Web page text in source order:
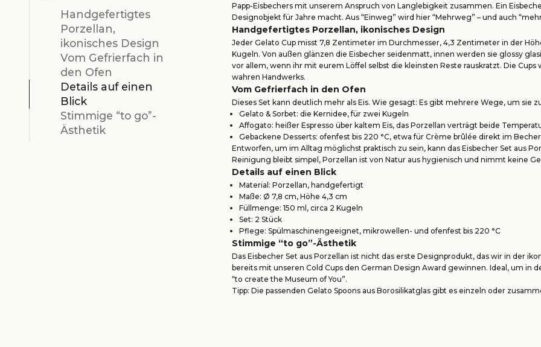
Handgefertigtes
Porzellan,
ikonisches Design
Vom Gefrierfach in
den Ofen
Details auf einen
Blick
Stimmige “to go”-
Ästhetik
Papp-Eisbechers mit unserem Anspruch von Langlebigkeit zusammen. Ein
Designobjekt für Jahre macht. Aus “Einweg” wird hier “Mehrweg” – und auch
Handgefertigtes Porzellan, ikonisches Design
Jeder Gelato Cup misst 7,8 Zentimeter im Durchmesser, 4,3 Zentimeter in der
Kugeln. Von außen glänzen die Eisbecher seidenmatt, innen werden sie glossy
vor allem, wenn ihr mit eurem Löffel selbst die kleinsten Reste rauskratzt. Die
wahren Handwerks.
Vom Gefrierfach in den Ofen
Dieses Set kann deutlich mehr als Eis. Wie gesagt: Es gibt mehrere Wege, um sie
Gelato & Sorbet: die Kernidee, für zwei Kugeln
Affogato: heißer Espresso über kaltem Eis, das Porzellan verträgt beide
Gebackene Desserts: ofenfest bis 220 °C, etwa für Crème brûlée direkt im Becher
Entworfen, um im Alltag möglichst praktisch zu sein, kann das Eisbecher Set aus
Reinigung bleibt simpel, Porzellan ist von Natur aus hygienisch und nimmt keine
Details auf einen Blick
Material: Porzellan, handgefertigt
Maße: Ø 7,8 cm, Höhe 4,3 cm
Füllmenge: 150 ml, circa 2 Kugeln
Set: 2 Stück
Pflege: Spülmaschinengeeignet, mikrowellen- und ofenfest bis 220 °C
Stimmige “to go”-Ästhetik
Das Eisbecher Set aus Porzellan ist nicht das erste Designprodukt, das wir in der
bereits mit unseren Cold Cups den German Design Award gewinnen. Ideal, um in
“to create the Museum of You”.
Tipp: Die passenden Gelato Spoons aus Borosilikatglas gibt es einzeln oder